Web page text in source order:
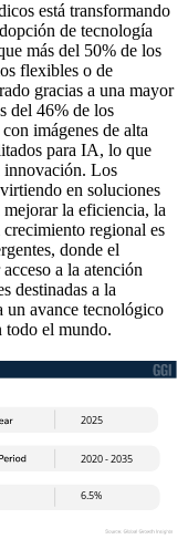
está transformando
de tecnología
más del 50% de los
flexibles o de
gracias a una mayor
del 46% de los
imágenes de alta
para IA, lo que
innovación. Los
en soluciones
mejorar la eficiencia, la
regional es
donde el
a la atención
destinadas a la
un avance tecnológico
todo el mundo.